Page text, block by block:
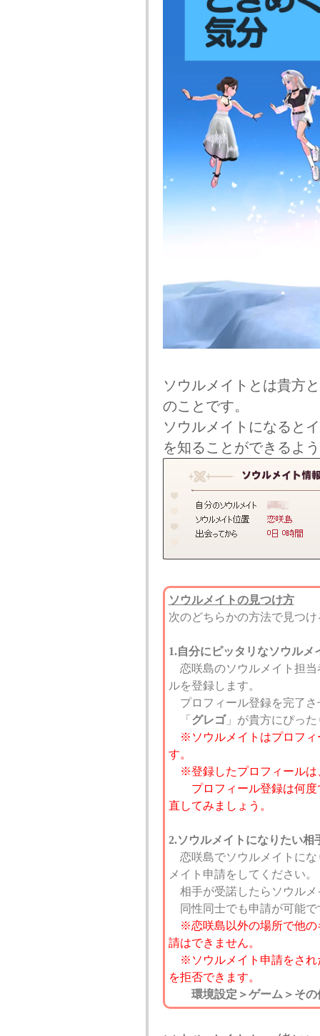
ソウルメイトとは貴方
のことです。
ソウルメイトになると
を知ることができるよ
ソウルメイトの見つけ方
次のどちらかの方法で見つ
1.自分にピッタリなソウルメ
恋咲島のソウルメイト担当
ルを登録します。
プロフィール登録を完了さ
「グレゴ」が貴方にぴっ
※ソウルメイトはプロフィ
す。
※登録したプロフィールは
プロフィール登録は何度
直してみましょう。
2.ソウルメイトになりたい相
恋咲島でソウルメイトにな
メイト申請をしてください。
相手が受諾したらソウルメ
同性同士でも申請が可能で
※恋咲島以外の場所で他の
請はできません。
※ソウルメイト申請をされ
を拒否できます。
環境設定＞ゲーム＞そ